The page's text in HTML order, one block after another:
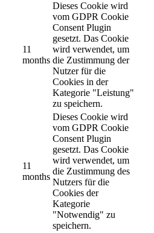
11
months
Dieses Cookie wird
vom GDPR Cookie
Consent Plugin
gesetzt. Das Cookie
wird verwendet, um
die Zustimmung der
Nutzer für die
Cookies in der
Kategorie "Leistung"
zu speichern.
11
months
Dieses Cookie wird
vom GDPR Cookie
Consent Plugin
gesetzt. Das Cookie
wird verwendet, um
die Zustimmung des
Nutzers für die
Cookies der
Kategorie
"Notwendig" zu
speichern.